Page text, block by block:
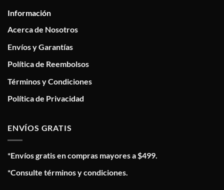
Información
Acerca de Nosotros
Envíos y Garantías
Política de Reembolsos
Términos y Condiciones
Política de Privacidad
ENVÍOS GRATIS
*Envíos gratis en compras mayores a $499.
*Consulte términos y condiciones.